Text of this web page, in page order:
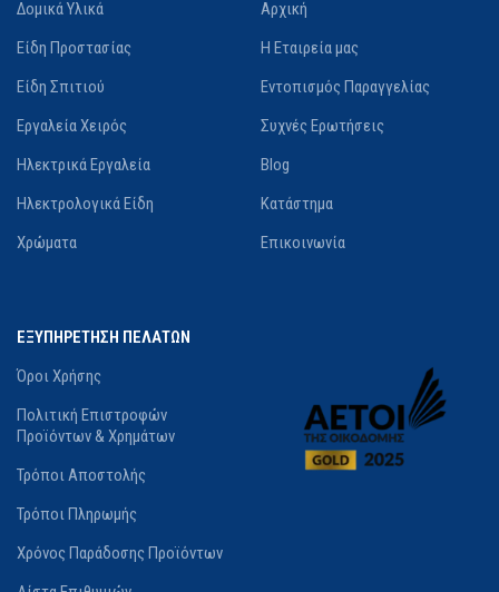
Δομικά Υλικά
Είδη Προστασίας
Είδη Σπιτιού
Εργαλεία Χειρός
Ηλεκτρικά Εργαλεία
Ηλεκτρολογικά Είδη
Χρώματα
Αρχική
Η Εταιρεία μας
Εντοπισμός Παραγγελίας
Συχνές Ερωτήσεις
Blog
Κατάστημα
Επικοινωνία
ΕΞΥΠΗΡΕΤΗΣΗ ΠΕΛΑΤΩΝ
Όροι Χρήσης
Πολιτική Επιστροφών
Προϊόντων & Χρημάτων
Τρόποι Αποστολής
Τρόποι Πληρωμής
Χρόνος Παράδοσης Προϊόντων